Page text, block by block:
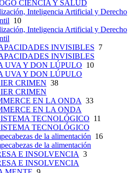
CIENCIA Y SALUD
Inteligencia Artificial y Derecho
10
Inteligencia Artificial y Derecho
INVISIBLES 7
INVISIBLES
UVA Y DON LÚPULO 10
UVA Y DON LÚPULO
CRIMEN 38
CRIMEN
EN LA ONDA 33
EN LA ONDA
TECNOLÓGICO 11
TECNOLÓGICO
de la alimentación 16
de la alimentación
E INSOLVENCIA 3
E INSOLVENCIA